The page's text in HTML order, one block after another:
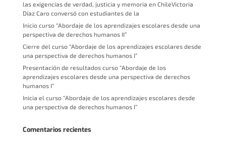
las exigencias de verdad, justicia y memoria en ChileVictoria
Díaz Caro conversó con estudiantes de la
Inicio curso “Abordaje de los aprendizajes escolares desde una
perspectiva de derechos humanos II”
Cierre del curso “Abordaje de los aprendizajes escolares desde
una perspectiva de derechos humanos I”
Presentación de resultados curso “Abordaje de los
aprendizajes escolares desde una perspectiva de derechos
humanos I”
Inicia el curso “Abordaje de los aprendizajes escolares desde
una perspectiva de derechos humanos I”
Comentarios recientes